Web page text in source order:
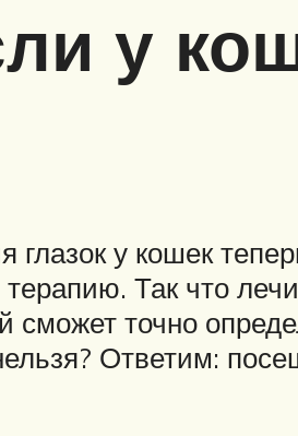
у
у кошек
Так что
сможет точно
Ответим: